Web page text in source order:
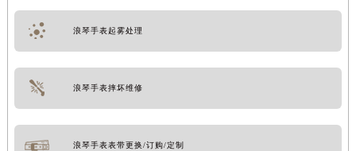
浪琴手表起雾处理
浪琴手表摔坏维修
浪琴手表表带更换/订购/定制